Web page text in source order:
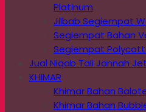
Platinum
Jilbab Segiempat
Segiempat Bahan
Segiempat
Jual Niqab Tali Jannah
KHIMAR
Khimar Bahan
Khimar Bahan